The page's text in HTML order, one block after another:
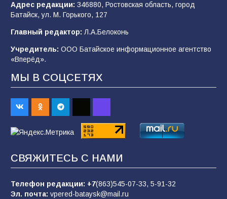
В Батайске продолжаются дорожные работы
«Пургу нести — не поля переходить»: почему
заявления о мобилизации — это
пропагандистский вброс
84 01.08.2026
заявления Киева о мобилизации — это
отчаяние, а не разведка
80 02.08.2026
Адрес редакции: 346880, Ростовская область, город
Батайск, ул. М. Горького, 127
Главный редактор: Л.А.Белоконь
Учредитель: ООО Батайское информационное агентство
«Вперёд».
МЫ В СОЦСЕТЯХ
СВЯЖИТЕСЬ С НАМИ
Телефон редакции: +7(863)545-07-33, 5-91-32
Эл. почта: vpered-bataysk@mail.ru